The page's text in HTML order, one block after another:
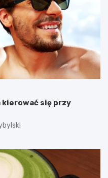
się przy